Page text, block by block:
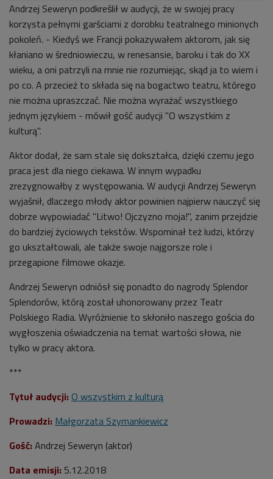
Andrzej Seweryn podkreślił w audycji, że w swojej pracy
korzysta pełnymi garściami z dorobku teatralnego minionych
pokoleń. - Kiedyś we Francji pokazywałem aktorom, jak się
kłaniano w średniowieczu, w renesansie, baroku i tak do XX
wieku, a oni patrzyli na mnie nie rozumiejąc, skąd ja to wiem i
po co. A przecież to składa się na bogactwo teatru, którego
nie można upraszczać. Nie można wyrażać wszystkiego
jednym językiem - mówił gość audycji "O wszystkim z
kulturą".
Aktor dodał, że sam stale się dokształca, dzięki czemu jego
praca jest dla niego ciekawa. W innym wypadku
zrezygnowałby z występowania. W audycji Andrzej Seweryn
wyjaśnił, dlaczego młody aktor powinien najpierw nauczyć się
dobrze wypowiadać "Litwo! Ojczyzno moja!", zanim przejdzie
do bardziej życiowych tekstów. Wspominał też ludzi, którzy
go ukształtowali, ale także swoje najgorsze role i
przegapione filmowe okazje.
Andrzej Seweryn odniósł się ponadto do nagrody Splendor
Splendorów, którą został uhonorowany przez Teatr
Polskiego Radia. Wyróżnienie to skłoniło naszego gościa do
wygłoszenia oświadczenia na temat wartości słowa, nie
tylko w pracy aktora.
***
Tytuł audycji: O wszystkim z kulturą
Prowadzi: Małgorzata Szymankiewicz
Gość: Andrzej Seweryn (aktor)
Data emisji: 5.12.2018